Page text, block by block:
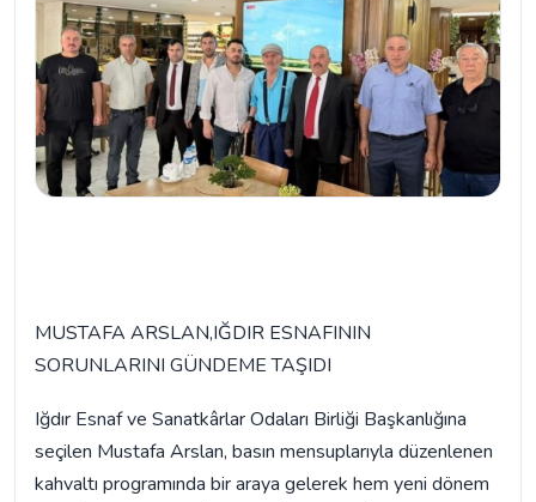
MUSTAFA ARSLAN,IĞDIR ESNAFININ
SORUNLARINI GÜNDEME TAŞIDI
Iğdır Esnaf ve Sanatkârlar Odaları Birliği Başkanlığına
seçilen Mustafa Arslan, basın mensuplarıyla düzenlenen
kahvaltı programında bir araya gelerek hem yeni dönem